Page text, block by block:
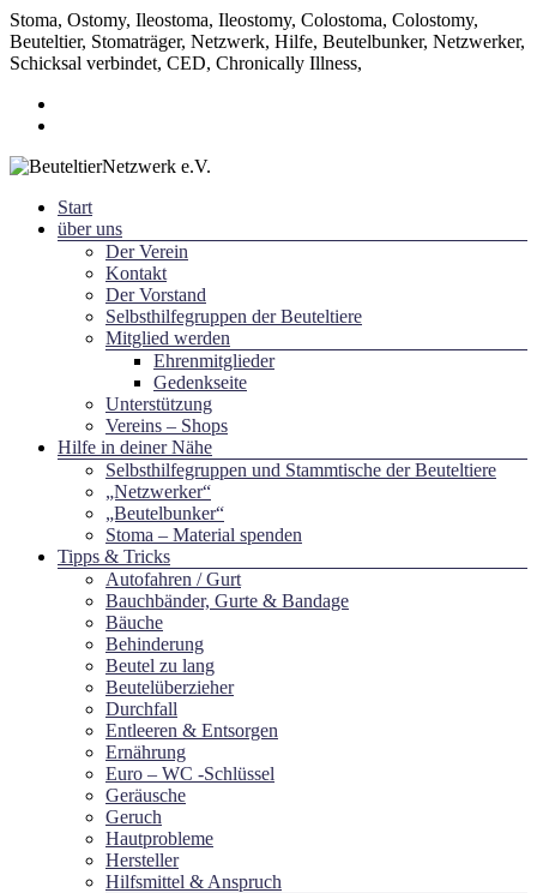
Stoma, Ostomy, Ileostoma, Ileostomy, Colostoma, Colostomy,
Beuteltier, Stomaträger, Netzwerk, Hilfe, Beutelbunker, Netzwerker,
Schicksal verbindet, CED, Chronically Illness,
Zum
Inhalt
BeuteltierNetzwerk e.V.
~ Schicksal verbindet ~
Menü
Start
über uns
Der Verein
Kontakt
Der Vorstand
Selbsthilfegruppen der Beuteltiere
Mitglied werden
Ehrenmitglieder
Gedenkseite
Unterstützung
Vereins – Shops
Hilfe in deiner Nähe
Selbsthilfegruppen und Stammtische der Beuteltiere
„Netzwerker“
„Beutelbunker“
Stoma – Material spenden
Tipps & Tricks
Autofahren / Gurt
Bauchbänder, Gurte & Bandage
Bäuche
Behinderung
Beutel zu lang
Beutelüberzieher
Durchfall
Entleeren & Entsorgen
Ernährung
Euro – WC -Schlüssel
Geräusche
Geruch
Hautprobleme
Hersteller
Hilfsmittel & Anspruch